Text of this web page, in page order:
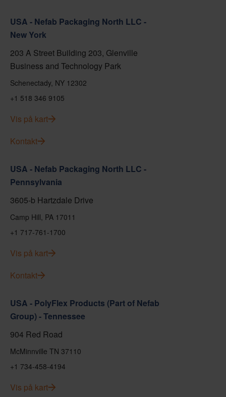
USA - Nefab Packaging North LLC -
New York
203 A Street Building 203, Glenville
Business and Technology Park
Schenectady, NY 12302
+1 518 346 9105
Vis på kart
Kontakt
USA - Nefab Packaging North LLC -
Pennsylvania
3605-b Hartzdale Drive
Camp Hill, PA 17011
+1 717-761-1700
Vis på kart
Kontakt
USA - PolyFlex Products (Part of Nefab
Group) - Tennessee
904 Red Road
McMinnville TN 37110
+1 734-458-4194
Vis på kart